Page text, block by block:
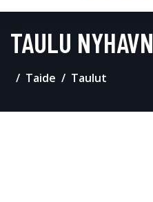
TAULU NYHAVN
Taide Taulut